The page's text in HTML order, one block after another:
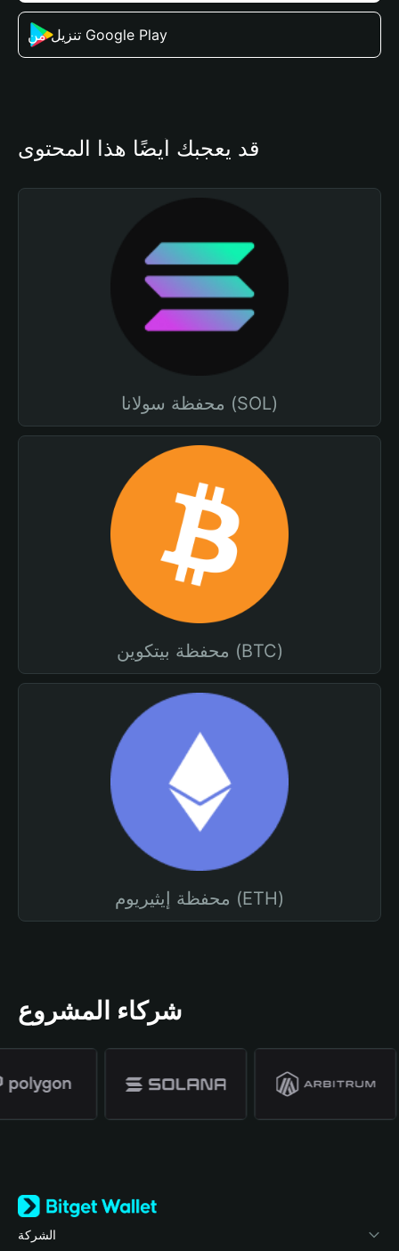
تنزيل من Google Play
قد يعجبك أيضًا هذا المحتوى
محفظة سولانا (SOL)
محفظة بيتكوين (BTC)
محفظة إيثيريوم (ETH)
شركاء المشروع
الشركة